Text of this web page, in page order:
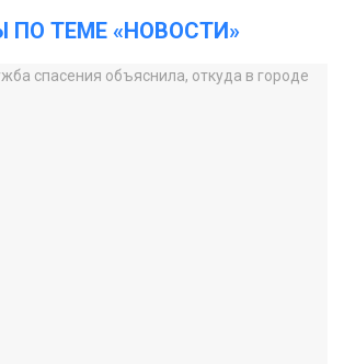
ПО ТЕМЕ «НОВОСТИ»